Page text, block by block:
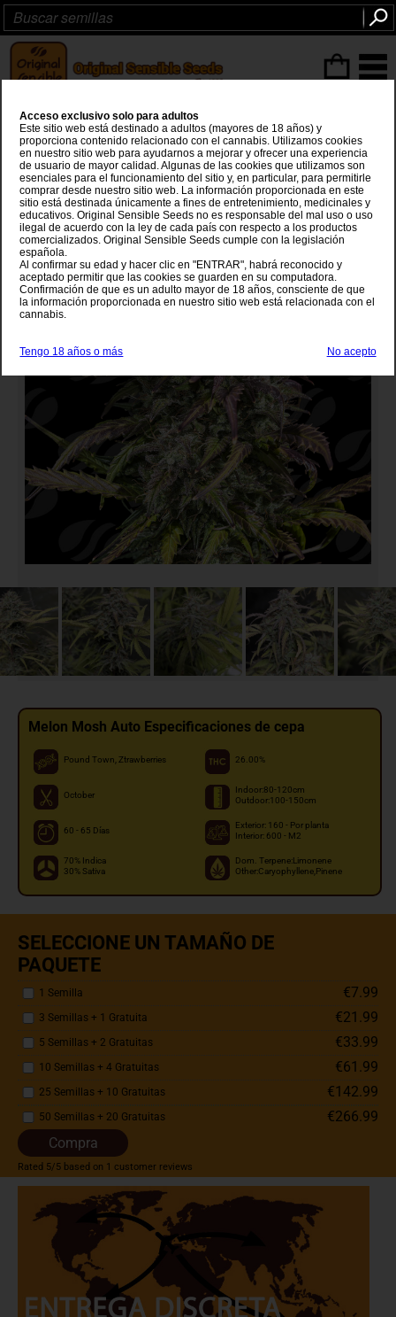
Melon Mosh Auto
Pound TownxZtrawberries
Melon Mosh Auto Especificaciones de cepa
Pound Town, Ztrawberries 26.00%
October
Indoor:80-120cm
Outdoor:100-150cm
60 - 65 Días
Exterior: 160 - Por planta
Interior: 600 - M2
70% Indica
30% Sativa
Dom. Terpene:Limonene
Other:Caryophyllene,Pinene
SELECCIONE UN TAMAÑO DE
PAQUETE
1 Semilla €7.99
3 Semillas + 1 Gratuita €21.99
5 Semillas + 2 Gratuitas €33.99
10 Semillas + 4 Gratuitas €61.99
25 Semillas + 10 Gratuitas €142.99
50 Semillas + 20 Gratuitas
€266.99
Compra
Rated 5/5 based on 1 customer reviews
Acceso exclusivo solo para adultos
Este sitio web está destinado a adultos (mayores de 18 años) y
proporciona contenido relacionado con el cannabis. Utilizamos cookies
en nuestro sitio web para ayudarnos a mejorar y ofrecer una experiencia
de usuario de mayor calidad. Algunas de las cookies que utilizamos son
esenciales para el funcionamiento del sitio y, en particular, para permitirle
comprar desde nuestro sitio web. La información proporcionada en este
sitio está destinada únicamente a fines de entretenimiento, medicinales y
educativos. Original Sensible Seeds no es responsable del mal uso o uso
ilegal de acuerdo con la ley de cada país con respecto a los productos
comercializados. Original Sensible Seeds cumple con la legislación
española.
Al confirmar su edad y hacer clic en "ENTRAR", habrá reconocido y
aceptado permitir que las cookies se guarden en su computadora.
Confirmación de que es un adulto mayor de 18 años, consciente de que
la información proporcionada en nuestro sitio web está relacionada con el
cannabis.
Tengo 18 años o más No acepto